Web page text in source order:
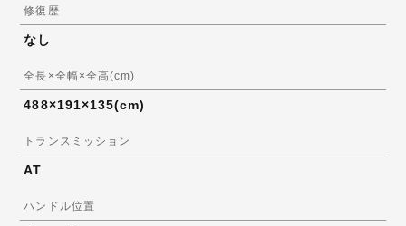
修復歴
なし
全長×全幅×全高(cm)
488×191×135(cm)
トランスミッション
AT
ハンドル位置